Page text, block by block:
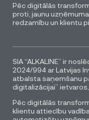
Pēc digitālās
proti, jaunu
redzamību un klientu
SIA “ALKALINE” ir
2024/994 ar Latvijas
atbalsta saņemšanu
digitalizācijai”
Pēc digitālās
klientu attiecību